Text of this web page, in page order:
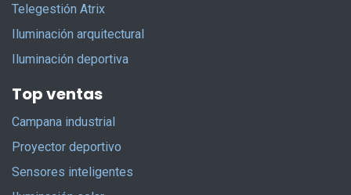
Telegestión Atrix
Iluminación arquitectural
Iluminación deportiva
Top ventas
Campana industrial
Proyector deportivo
Sensores inteligentes